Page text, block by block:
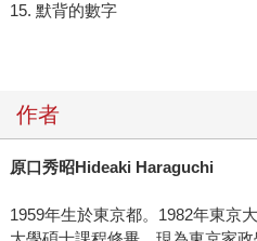
15. 默背的數字
作者
原口秀昭Hideaki Haraguchi
1959年生於東京都。1982年東京